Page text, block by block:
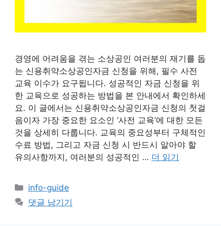
경영에 어려움을 겪는 소상공인 여러분의 재기를 돕
는 신용취약소상공인자금 신청을 위해, 필수 사전
교육 이수가 요구됩니다. 성공적인 자금 신청을 위
한 교육으로 성공하는 방법을 본 안내에서 확인하세
요. 이 글에서는 신용취약소상공인자금 신청의 첫걸
음이자 가장 중요한 요소인 ‘사전 교육’에 대한 모든
것을 상세히 다룹니다. 교육의 중요성부터 구체적인
수료 방법, 그리고 자금 신청 시 반드시 알아야 할
유의사항까지, 여러분의 성공적인 … 더 읽기
카
테
info-guide
댓글 남기기